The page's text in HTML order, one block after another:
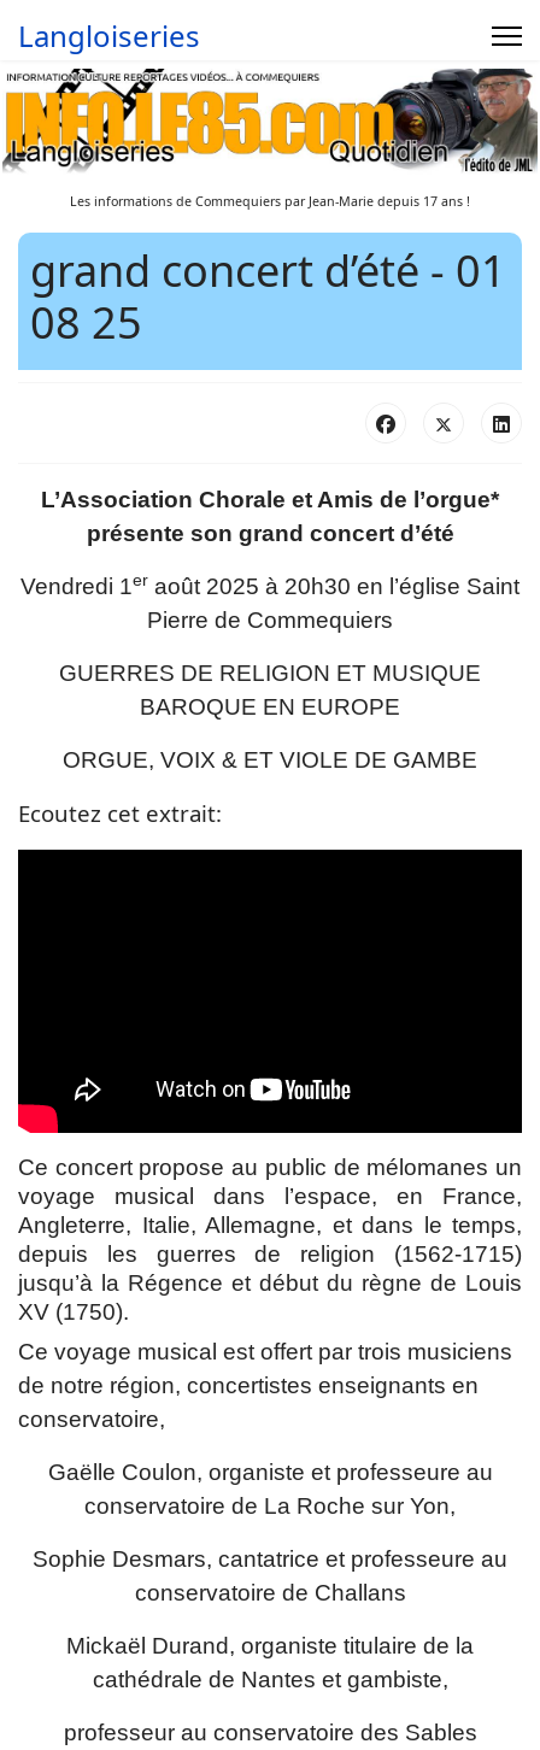
Langloiseries
Les informations de Commequiers par Jean-Marie depuis 17 ans !
grand concert d’été - 01
08 25
L’Association Chorale et Amis de l’orgue*
présente son grand concert d’été
Vendredi 1er août 2025 à 20h30 en l’église Saint
Pierre de Commequiers
GUERRES DE RELIGION ET MUSIQUE
BAROQUE EN EUROPE
ORGUE, VOIX & ET VIOLE DE GAMBE
Ecoutez cet extrait:
Ce concert propose au public de mélomanes un
voyage musical dans l’espace, en France,
Angleterre, Italie, Allemagne, et dans le temps,
depuis les guerres de religion (1562-1715)
jusqu’à la Régence et début du règne de Louis
XV (1750).
Ce voyage musical est offert par trois musiciens
de notre région, concertistes enseignants en
conservatoire,
Gaëlle Coulon, organiste et professeure au
conservatoire de La Roche sur Yon,
Sophie Desmars, cantatrice et professeure au
conservatoire de Challans
Mickaël Durand, organiste titulaire de la
cathédrale de Nantes et gambiste,
professeur au conservatoire des Sables